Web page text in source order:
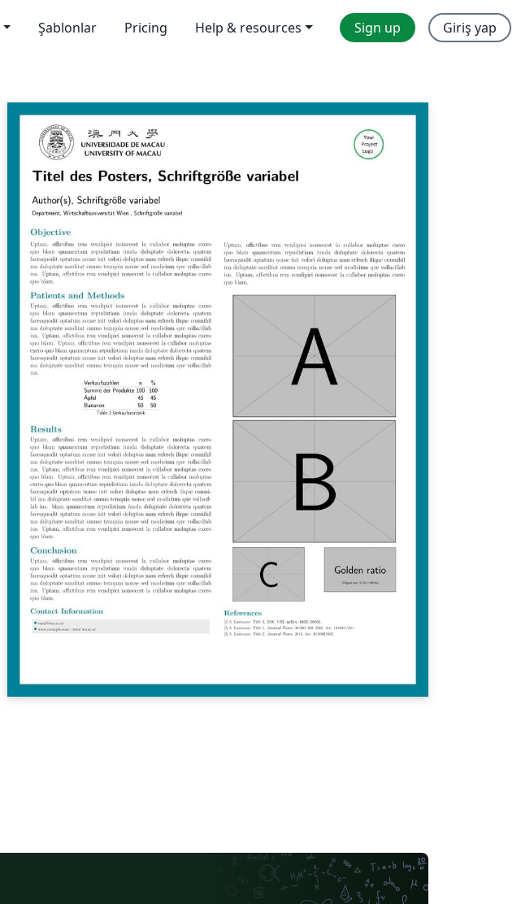
Şablonlar Pricing Help & resources Sign up Giriş yap